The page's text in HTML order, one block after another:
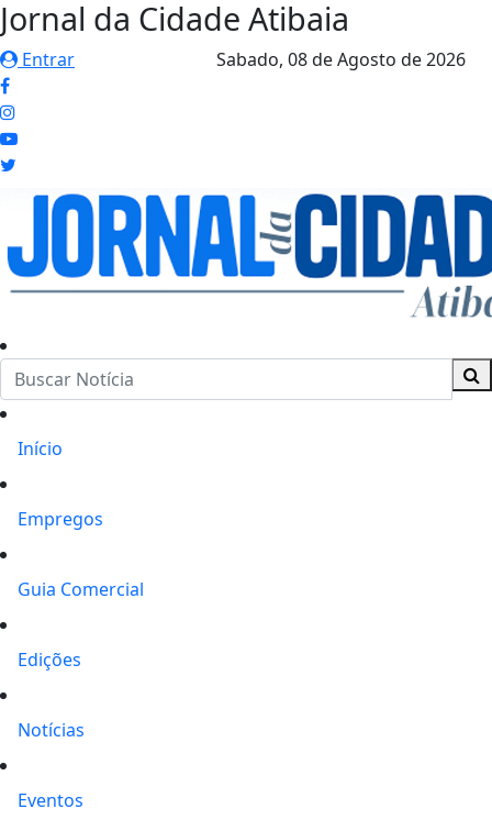
Jornal da Cidade Atibaia
Entrar Sabado, 08 de Agosto de 2026
Início
Empregos
Guia Comercial
Edições
Notícias
Eventos